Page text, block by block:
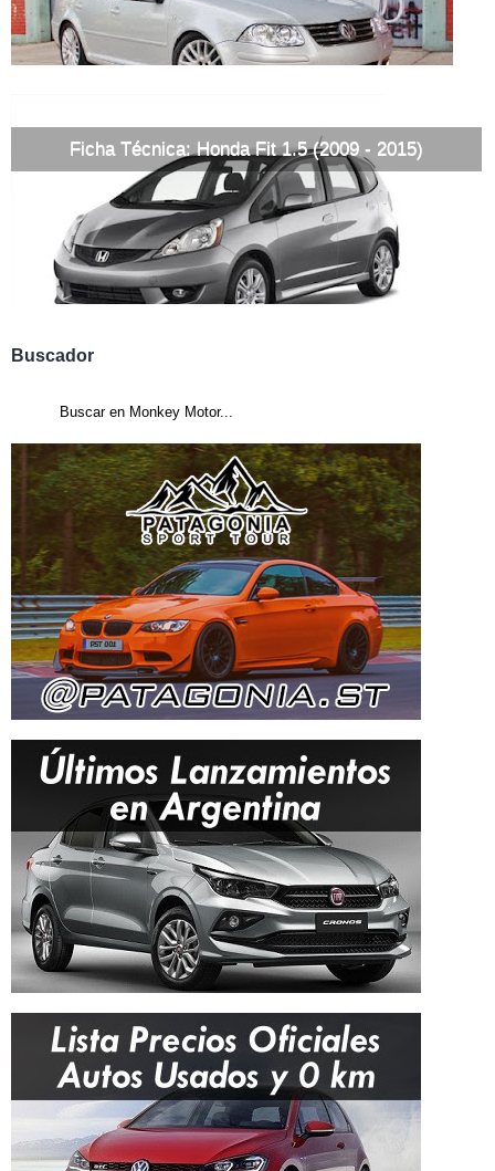
Ficha Técnica: Honda Fit 1.5 (2009 - 2015)
Buscador